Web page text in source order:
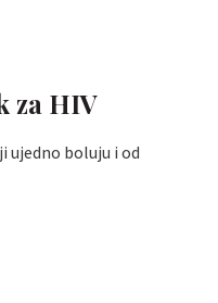
za HIV
ujedno boluju i od